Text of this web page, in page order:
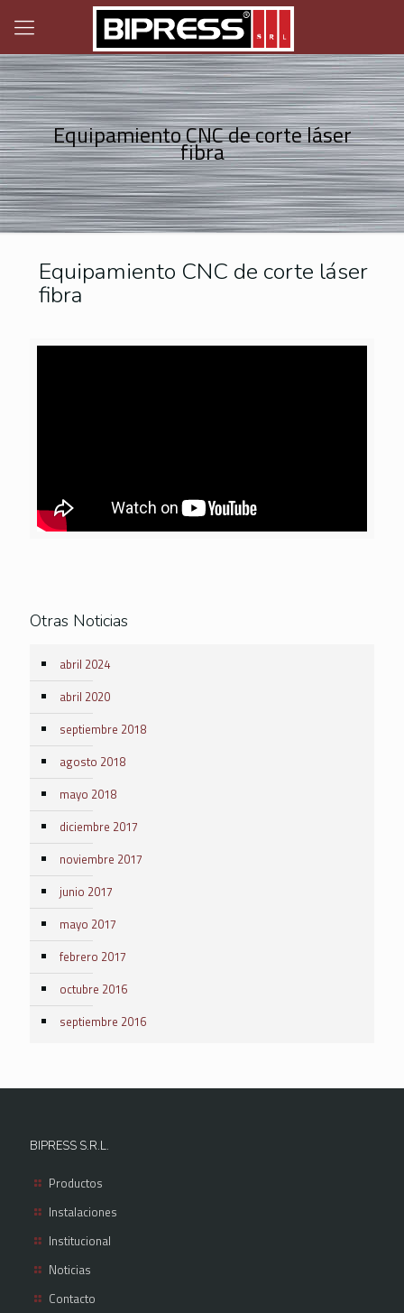
Equipamiento CNC de corte láser
fibra
Equipamiento CNC de corte láser
fibra
Otras Noticias
abril 2024
abril 2020
septiembre 2018
agosto 2018
mayo 2018
diciembre 2017
noviembre 2017
junio 2017
mayo 2017
febrero 2017
octubre 2016
septiembre 2016
BIPRESS S.R.L.
Productos
Instalaciones
Institucional
Noticias
Contacto